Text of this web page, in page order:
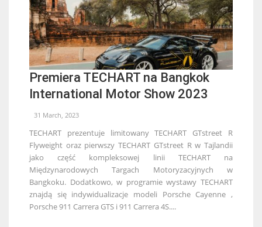
Premiera TECHART na Bangkok
International Motor Show 2023
31 March, 2023
TECHART prezentuje limitowany TECHART GTstreet R
Flyweight oraz pierwszy TECHART GTstreet R w Tajlandii
jako część kompleksowej linii TECHART na
Międzynarodowych Targach Motoryzacyjnych w
Bangkoku. Dodatkowo, w programie wystawy TECHART
znajdą się indywidualizacje modeli Porsche Cayenne ,
Porsche 911 Carrera GTS i 911 Carrera 4S....